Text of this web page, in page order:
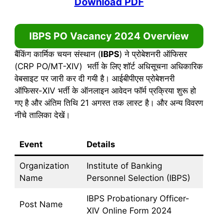
IBPS PO Vacancy 2024 Overview
बैंकिंग कार्मिक चयन संस्थान (IBPS) ने प्रोबेशनरी ऑफिसर
(CRP PO/MT-XIV) भर्ती के लिए शॉर्ट अधिसूचना अधिकारिक
वेबसाइट पर जारी कर दी गयी है। आईबीपीएस प्रोबेशनरी
ऑफिसर-XIV भर्ती के ऑनलाइन आवेदन फॉर्म प्रक्रिया शुरू हो
गए है और अंतिम तिथि 21 अगस्त तक लास्ट है। और अन्य विवरण
नीचे तालिका देखें।
Event Details
Organization
Name
Institute of Banking
Personnel Selection (IBPS)
Post Name
IBPS Probationary Officer-
XIV Online Form 2024